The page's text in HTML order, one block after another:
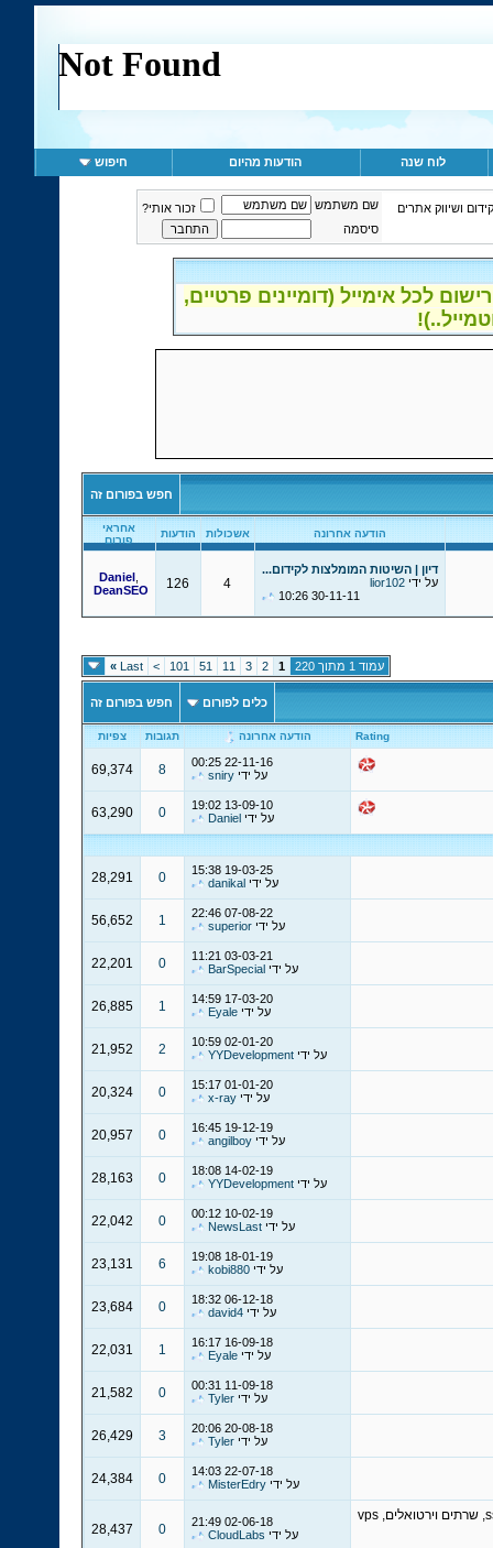
לוח שנה הודעות מהיום חיפוש
ושיווק אתרים שם משתמש
זכור אותי?
סיסמה
לכל אימייל (דומיינים פרטיים,
חפש בפורום זה
הודעה אחרונה אשכולות הודעות
אחראי
פורום
דיון | השיטות המומלצות לקידום...
על ידיlior102
30-11-11
10:26
4
126
Daniel
DeanSEO
עמוד 1 מתוך 220 1
2
3
11
51
101
>
Last
»
כלים לפורום חפש בפורום זה
Rating הודעה אחרונה תגובות צפיות
22-11-16
00:25
על ידיsniry
8
69,374
13-09-10
19:02
על ידיDaniel
0
63,290
19-03-25
15:38
על ידיdanikal
0
28,291
07-08-22
22:46
על ידיsuperior
1
56,652
03-03-21
11:21
על ידיBarSpecial
0
22,201
17-03-20
14:59
על ידיEyale
1
26,885
02-01-20
10:59
על ידיYYDevelopment
2
21,952
01-01-20
15:17
על ידיx-ray
0
20,324
19-12-19
16:45
על ידיangilboy
0
20,957
14-02-19
18:08
על ידיYYDevelopment
0
28,163
10-02-19
00:12
על ידיNewsLast
0
22,042
18-01-19
19:08
על ידיkobi880
6
23,131
06-12-18
18:32
על ידיdavid4
0
23,684
16-09-18
16:17
על ידיEyale
1
22,031
11-09-18
00:31
על ידיTyler
0
21,582
20-08-18
20:06
על ידיTyler
3
26,429
22-07-18
14:03
על ידיMisterEdry
0
24,384
02-06-18
21:49
על ידי CloudLabs
0
28,437